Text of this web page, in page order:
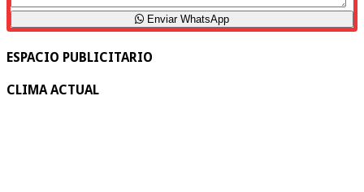
Enviar WhatsApp
ESPACIO PUBLICITARIO
CLIMA ACTUAL